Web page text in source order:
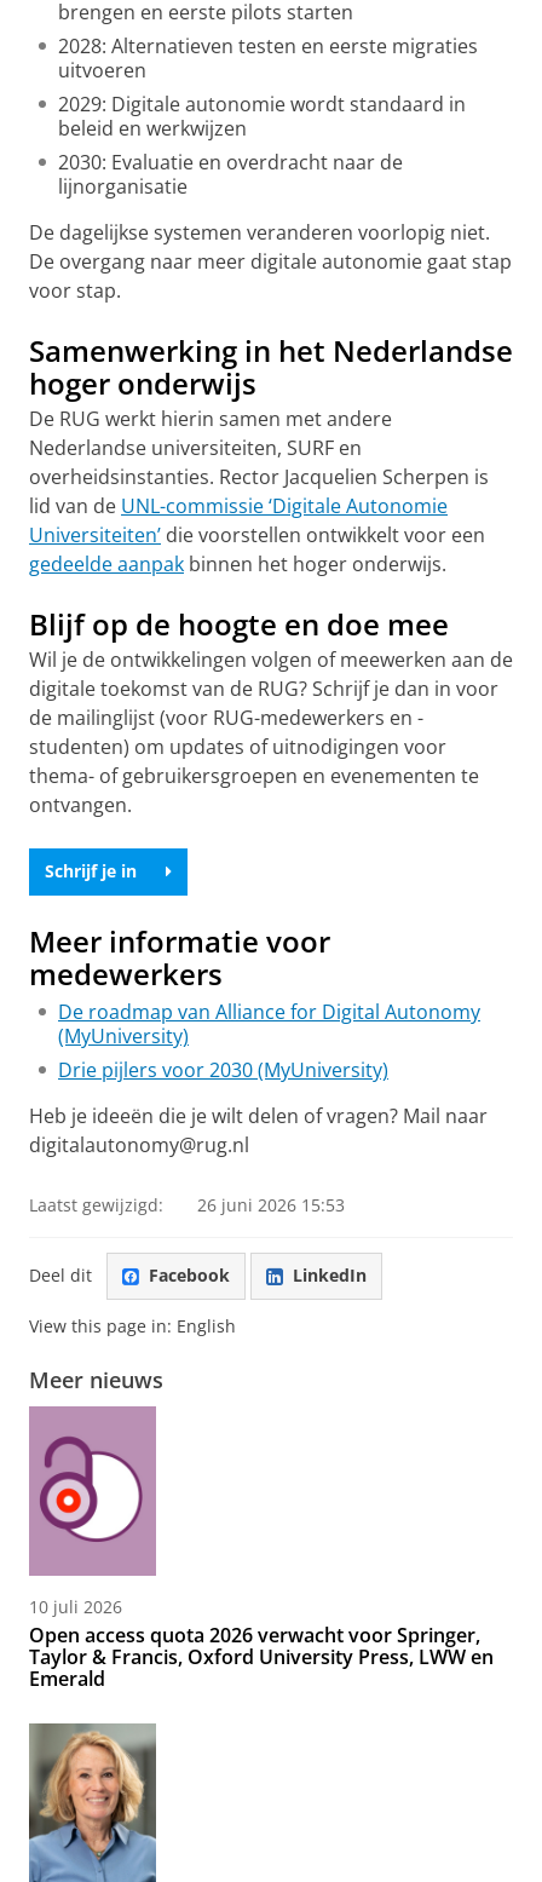
brengen en eerste pilots starten
2028: Alternatieven testen en eerste migraties
uitvoeren
2029: Digitale autonomie wordt standaard in
beleid en werkwijzen
2030: Evaluatie en overdracht naar de
lijnorganisatie
De dagelijkse systemen veranderen voorlopig niet.
De overgang naar meer digitale autonomie gaat stap
voor stap.
Samenwerking in het Nederlandse
hoger onderwijs
De RUG werkt hierin samen met andere
Nederlandse universiteiten, SURF en
overheidsinstanties. Rector Jacquelien Scherpen is
lid van de UNL-commissie ‘Digitale Autonomie
Universiteiten’ die voorstellen ontwikkelt voor een
gedeelde aanpak binnen het hoger onderwijs.
Blijf op de hoogte en doe mee
Wil je de ontwikkelingen volgen of meewerken aan de
digitale toekomst van de RUG? Schrijf je dan in voor
de mailinglijst (voor RUG-medewerkers en -
studenten) om updates of uitnodigingen voor
thema- of gebruikersgroepen en evenementen te
ontvangen.
Schrijf je in
Meer informatie voor
medewerkers
De roadmap van Alliance for Digital Autonomy
(MyUniversity)
Drie pijlers voor 2030 (MyUniversity)
Heb je ideeën die je wilt delen of vragen? Mail naar
digitalautonomy@rug.nl
Laatst gewijzigd: 26 juni 2026 15:53
Deel dit Facebook LinkedIn
View this page in: English
Meer nieuws
10 juli 2026
Open access quota 2026 verwacht voor Springer,
Taylor & Francis, Oxford University Press, LWW en
Emerald